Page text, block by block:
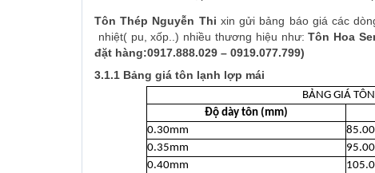
Tôn Thép Nguyễn Thi xin gửi bảng báo giá các
nhiệt( pu, xốp..) nhiều thương hiệu như:Tôn Hoa
đặt hàng:0917.888.029 – 0919.077.799)
3.1.1 Bảng giá tôn lạnh lợp mái
BẢNG GIÁ
Độ dày tôn (mm)
0.30mm
0.35mm
0.40mm